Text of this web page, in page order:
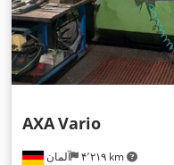
آلمان ۴٬۲۱۹ km
AXAVario